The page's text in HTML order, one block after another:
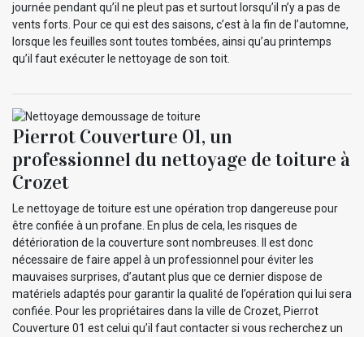
journée pendant qu’il ne pleut pas et surtout lorsqu’il n’y a pas de
vents forts. Pour ce qui est des saisons, c’est à la fin de l’automne,
lorsque les feuilles sont toutes tombées, ainsi qu’au printemps
qu’il faut exécuter le nettoyage de son toit.
Pierrot Couverture 01, un
professionnel du nettoyage de toiture à
Crozet
Le nettoyage de toiture est une opération trop dangereuse pour
être confiée à un profane. En plus de cela, les risques de
détérioration de la couverture sont nombreuses. Il est donc
nécessaire de faire appel à un professionnel pour éviter les
mauvaises surprises, d’autant plus que ce dernier dispose de
matériels adaptés pour garantir la qualité de l’opération qui lui sera
confiée. Pour les propriétaires dans la ville de Crozet, Pierrot
Couverture 01 est celui qu’il faut contacter si vous recherchez un